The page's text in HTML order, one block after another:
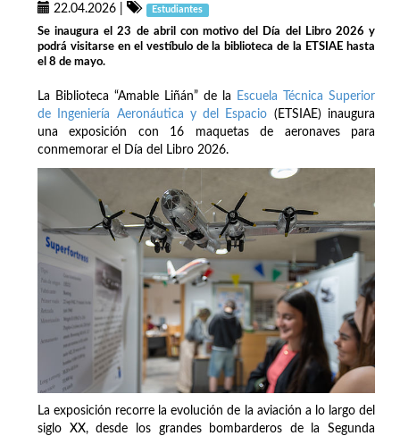
22.04.2026 Estudiantes
Se inaugura el 23 de abril con motivo del Día del Libro 2026 y
podrá visitarse en el vestíbulo de la biblioteca de la ETSIAE hasta
el 8 de mayo.
La Biblioteca “Amable Liñán” de la
Escuela Técnica Superior
de Ingeniería Aeronáutica y del Espacio (ETSIAE) inaugura
una exposición con 16 maquetas de aeronaves para
conmemorar el Día del Libro 2026.
La exposición recorre la evolución de la aviación a lo largo del
siglo XX, desde los grandes bombarderos de la Segunda